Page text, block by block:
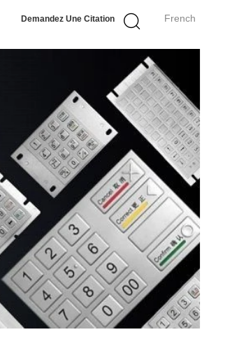
French
Demandez Une Citation